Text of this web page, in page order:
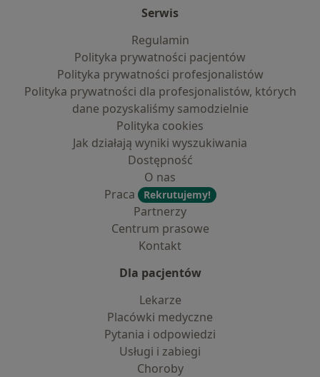
Serwis
Regulamin
Polityka prywatności pacjentów
Polityka prywatności profesjonalistów
Polityka prywatności dla profesjonalistów, których
dane pozyskaliśmy samodzielnie
Polityka cookies
Jak działają wyniki wyszukiwania
Dostępność
O nas
Praca
Rekrutujemy!
Partnerzy
Centrum prasowe
Kontakt
Dla pacjentów
Lekarze
Placówki medyczne
Pytania i odpowiedzi
Usługi i zabiegi
Choroby